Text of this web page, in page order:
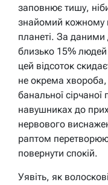
заповнює тишу,
знайомий кожному
планеті. За даними
близько 15% людей
цей відсоток
не окрема хвороба,
банальної сірчаної
навушниках до
нервового
раптом
повернути спокій.
Уявіть, як